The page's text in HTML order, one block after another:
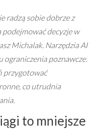
radzą sobie dobrze z
decyzje w
Michalak. Narzędzia AI
ograniczenia poznawcze.
przygotować
co utrudnia
to mniejsze